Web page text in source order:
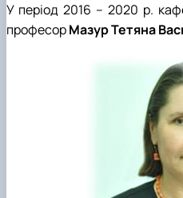
У період 2016 – 2020 р.
професорМазур Тетяна